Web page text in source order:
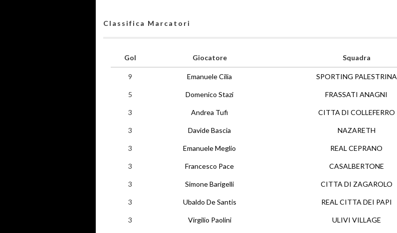
Classifica Marcatori
Gol Giocatore Squadra
9 Emanuele Cilia SPORTING PALESTRINA
5 Domenico Stazi FRASSATI ANAGNI
3 Andrea Tufi CITTA DI COLLEFERRO
3 Davide Bascia NAZARETH
3 Emanuele Meglio REAL CEPRANO
3 Francesco Pace CASALBERTONE
3 Simone Barigelli CITTA DI ZAGAROLO
3 Ubaldo De Santis REAL CITTA DEI PAPI
3 Virgilio Paolini ULIVI VILLAGE